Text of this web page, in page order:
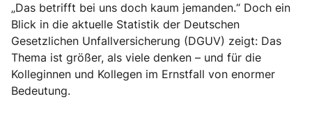
„Das betrifft bei uns doch kaum jemanden.“ Doch ein
Blick in die aktuelle Statistik der Deutschen
Gesetzlichen Unfallversicherung (DGUV) zeigt: Das
Thema ist größer, als viele denken – und für die
Kolleginnen und Kollegen im Ernstfall von enormer
Bedeutung.